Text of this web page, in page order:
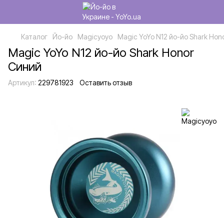
Каталог Йо-йо Magicyoyo Magic YoYo N12 йо-йо Shark
Magic YoYo N12 йо-йо Shark Honor
Синий
Артикул: 229781923 Оставить отзыв